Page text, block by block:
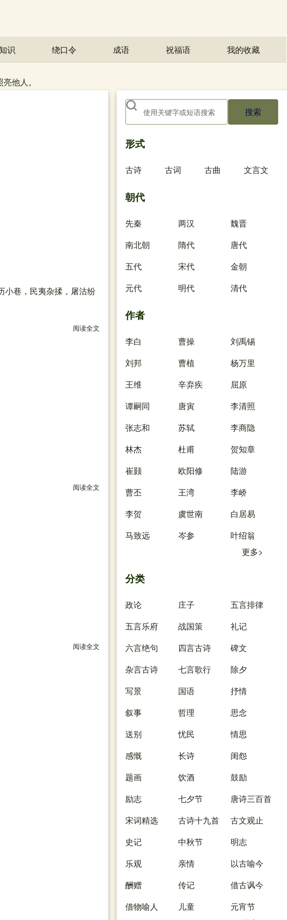
识 绕口令 成语 祝福语 我的收藏(opens in
他人。
小巷，民夷杂揉，屠沽纷
阅读全文
阅读全文 关于 生查子·元夕
阅读全文 关于 青玉案·元夕
搜索
形式
古诗 古词 古曲 文言文
朝代
先秦 两汉
魏晋
南北朝
隋代
唐代
五代
宋代
金朝
元代
明代 清代
作者
李白 曹操
刘禹锡
刘邦
曹植
杨万里
王维
辛弃疾
屈原
谭嗣同
唐寅
李清照
张志和
苏轼
李商隐
林杰
杜甫
贺知章
崔颢
欧阳修
陆游
曹丕
王湾
李峤
李贺
虞世南
白居易
马致远
岑参
叶绍翁
更多>
分类
政论 庄子
五言排律
五言乐府
战国策
礼记
六言绝句
四言古诗
碑文
杂言古诗
七言歌行
除夕
写景
国语
抒情
叙事
哲理
思念
送别
忧民
情思
感慨
长诗
闺怨
题画
饮酒
鼓励
励志
七夕节
唐诗三百首
宋词精选
古诗十九首
古文观止
史记
中秋节
明志
乐观
亲情
以古喻今
酬赠
传记
借古讽今
借物喻人
儿童
元宵节